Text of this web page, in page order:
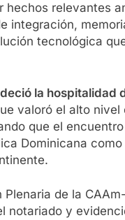
relevantes
integración,
tecnológica
la hospitalidad
valoró el alto
que el
Dominicana
Plenaria de la
notariado y